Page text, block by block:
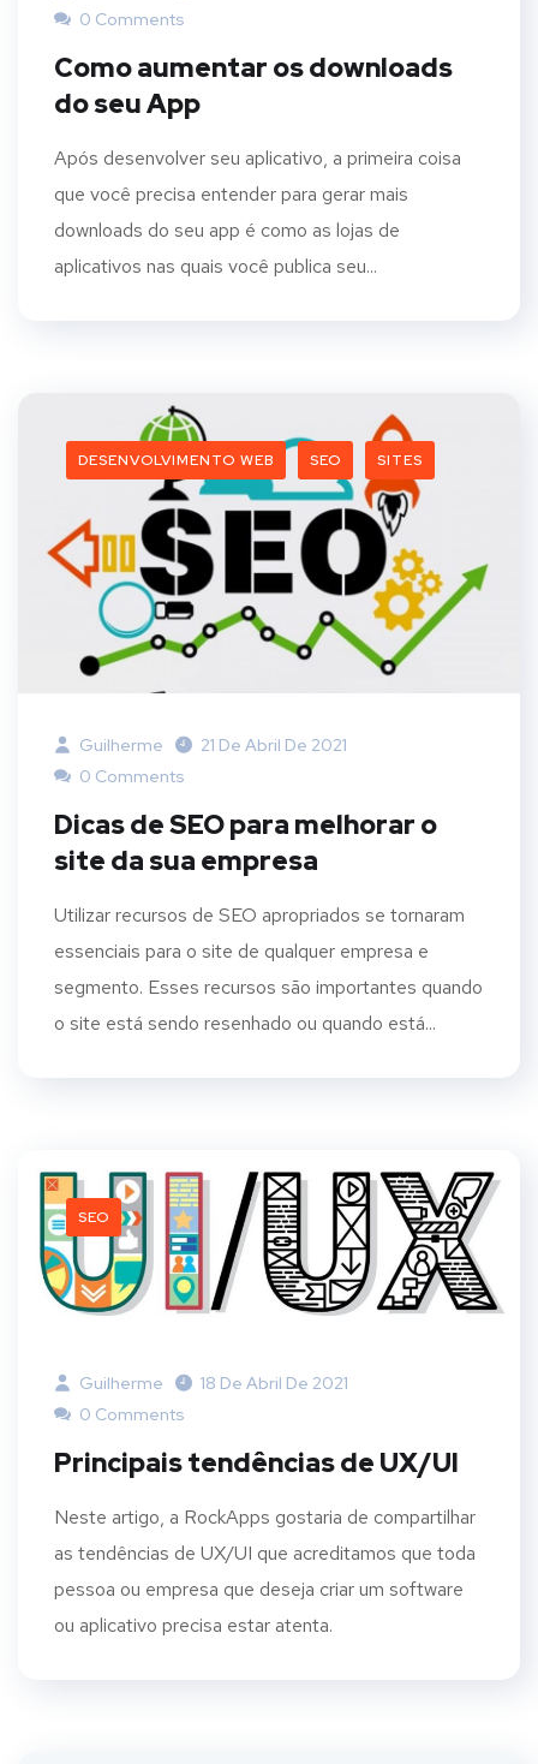
0 Comments
Como aumentar os downloads
do seu App
Após desenvolver seu aplicativo, a primeira coisa
que você precisa entender para gerar mais
downloads do seu app é como as lojas de
aplicativos nas quais você publica seu...
DESENVOLVIMENTO WEB SEO SITES
Guilherme
21 De Abril De 2021
0 Comments
Dicas de SEO para melhorar o
site da sua empresa
Utilizar recursos de SEO apropriados se tornaram
essenciais para o site de qualquer empresa e
segmento. Esses recursos são importantes quando
o site está sendo resenhado ou quando está...
SEO
Guilherme
18 De Abril De 2021
0 Comments
Principais tendências de UX/UI
Neste artigo, a RockApps gostaria de compartilhar
as tendências de UX/UI que acreditamos que toda
pessoa ou empresa que deseja criar um software
ou aplicativo precisa estar atenta.